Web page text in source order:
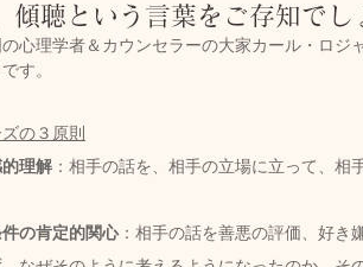
傾聴という言葉をご存知でし
心理学者＆カウンセラーの大家カール・ロジ
す。
の３原則
理解 ：相手の話を、相手の立場に立って、
の肯定的関心：相手の話を善悪の評価、好き